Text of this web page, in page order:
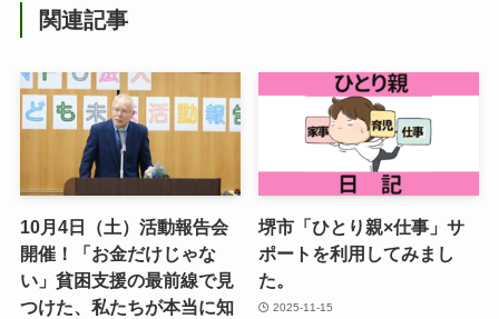
関連記事
10月4日（土）活動報告会
開催！「お金だけじゃな
い」貧困支援の最前線で見
つけた、私たちが本当に知
堺市「ひとり親×仕事」サ
ポートを利用してみまし
た。
2025-11-15